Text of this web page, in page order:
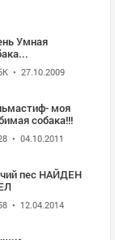
Умная
• 27.10.2009
моя
собака!!!
• 04.10.2011
пес НАЙДЕН
• 12.04.2014